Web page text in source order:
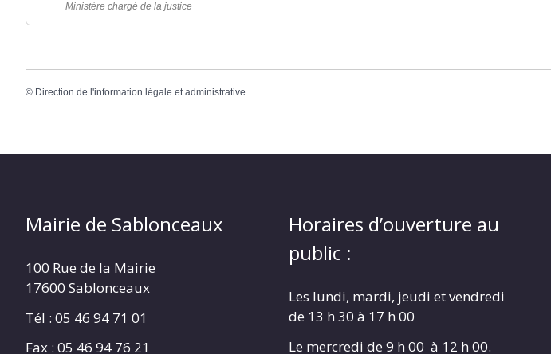
Ministère chargé de la justice
© Direction de l'information légale et administrative
Mairie de Sablonceaux
100 Rue de la Mairie
17600 Sablonceaux
Tél : 05 46 94 71 01
Fax : 05 46 94 76 21
Horaires d’ouverture au
public :
Les lundi, mardi, jeudi et vendredi
de 13 h 30 à 17 h 00
Le mercredi de 9 h 00 à 12 h 00.